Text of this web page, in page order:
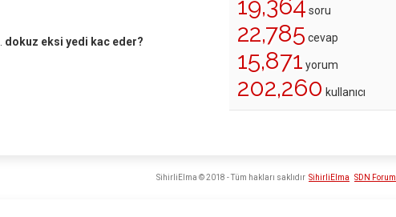
dokuz eksi yedi kac eder?
19,364 soru
22,785 cevap
15,871 yorum
202,260 kullanıcı
SihirliElma SDN Forum
SihirliElma © 2018 - Tüm hakları saklıdır